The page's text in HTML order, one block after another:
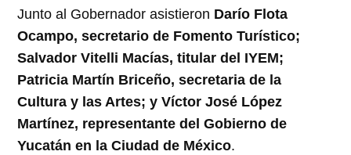
Junto al Gobernador asistieron Darío Flota
Ocampo, secretario de Fomento Turístico;
Salvador Vitelli Macías, titular del IYEM;
Patricia Martín Briceño, secretaria de la
Cultura y las Artes; y Víctor José López
Martínez, representante del Gobierno de
Yucatán en la Ciudad de México.